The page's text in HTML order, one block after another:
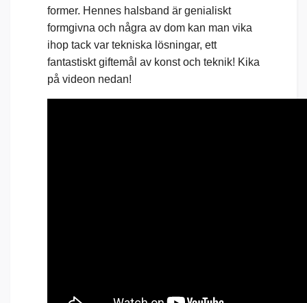
former. Hennes halsband är genialiskt
formgivna och några av dom kan man vika
ihop tack var tekniska lösningar, ett
fantastiskt giftemål av konst och teknik! Kika
på videon nedan!